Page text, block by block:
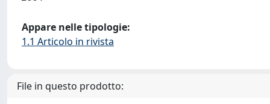
Appare nelle tipologie:
1.1 Articolo in rivista
File in questo prodotto: